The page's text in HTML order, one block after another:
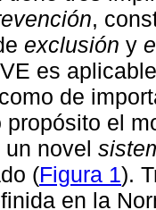
,
exclusión y
es
de
el
novel
(Figura 1).
en la